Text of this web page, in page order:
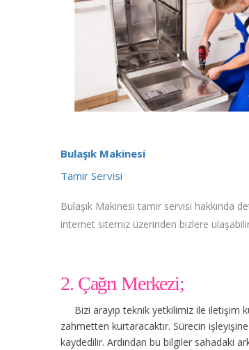
Bulaşık Makinesi
Tamir Servisi
Bulaşık Makinesi tamir servisi hakkında
internet sitemiz üzerinden bizlere
2. Çağrı Merkezi;
Bizi arayıp teknik yetkilimiz ile iletişim
zahmetten kurtaracaktır. Sürecin
kaydedilir. Ardından bu bilgiler sahadaki